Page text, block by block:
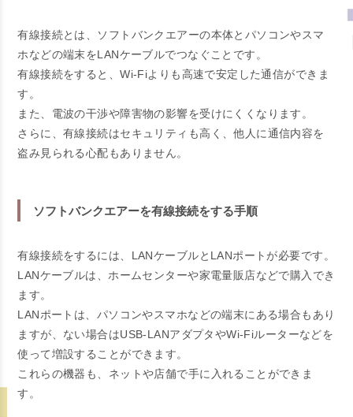
有線接続とは、ソフトバンクエアーの本体とパソコンやスマ
ホなどの端末をLANケーブルでつなぐことです。
有線接続をすると、Wi-Fiよりも高速で安定した通信ができま
す。
また、電波の干渉や障害物の影響を受けにくくなります。
さらに、有線接続はセキュリティも高く、他人に通信内容を
盗み見られる心配もありません。
ソフトバンクエアーを有線接続をする手順
有線接続をするには、LANケーブルとLANポートが必要です。
LANケーブルは、ホームセンターや家電量販店などで購入でき
ます。
LANポートは、パソコンやスマホなどの端末にある場合もあり
ますが、ない場合はUSB-LANアダプタやWi-Fiルーターなどを
使って増設することができます。
これらの機器も、ネットや店舗で手に入れることができま
す。